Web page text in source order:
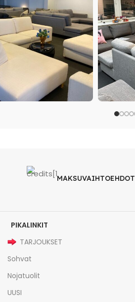
MAKSUVAIHTOEHDOT
PIKALINKIT
TARJOUKSET
Sohvat
Nojatuolit
UUSI